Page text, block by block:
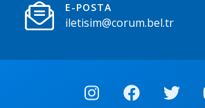
E-POSTA
iletisim@corum.bel.tr